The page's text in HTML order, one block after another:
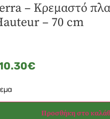
– Κρεμαστό
– 70 cm
€
Προσθήκη στο